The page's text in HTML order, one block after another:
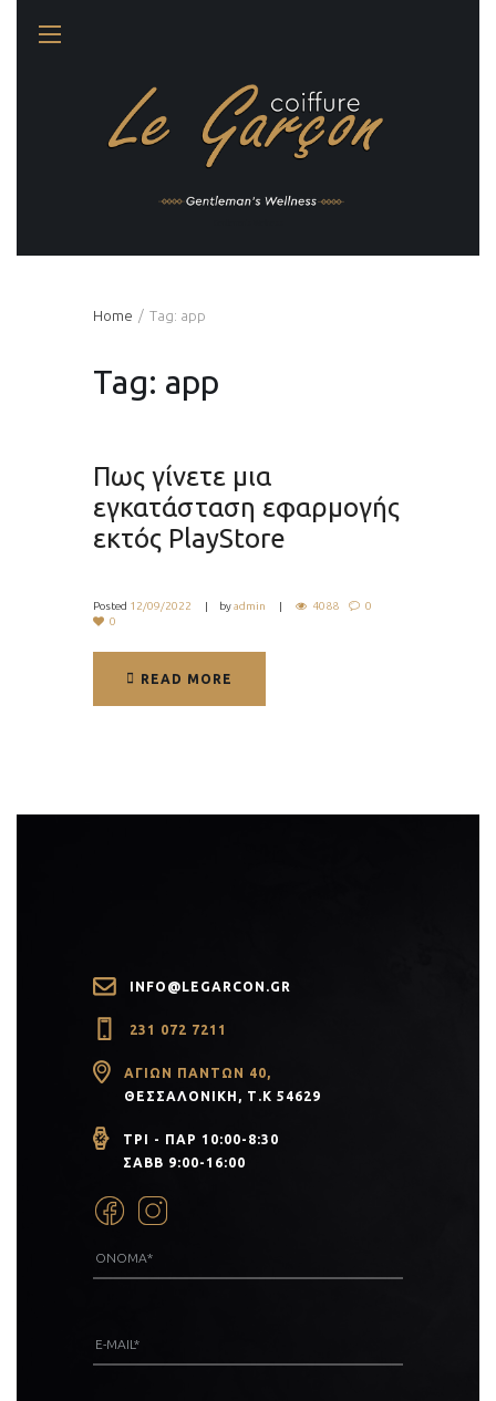
Home Tag: app
Tag: app
Πως γίνετε μια
εγκατάσταση εφαρμογής
εκτός PlayStore
Posted 12/09/2022 byadmin 4088
0
0
READ MORE
INFO@LEGARCON.GR
231 072 7211
ΑΓΊΩΝ ΠΆΝΤΩΝ 40,
ΘΕΣΣΑΛΟΝΊΚΗ, Τ.Κ 54629
ΤΡΙ - ΠΑΡ 10:00-8:30
ΣΑΒΒ 9:00-16:00